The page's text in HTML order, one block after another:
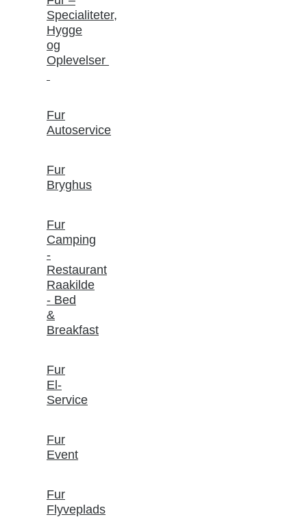
Specialiteter,
Hygge
og
Oplevelser
Fur
Autoservice
Fur
Bryghus
Fur
Camping
-
Restaurant
Raakilde
- Bed
&
Breakfast
Fur
El-
Service
Fur
Event
Fur
Flyveplads